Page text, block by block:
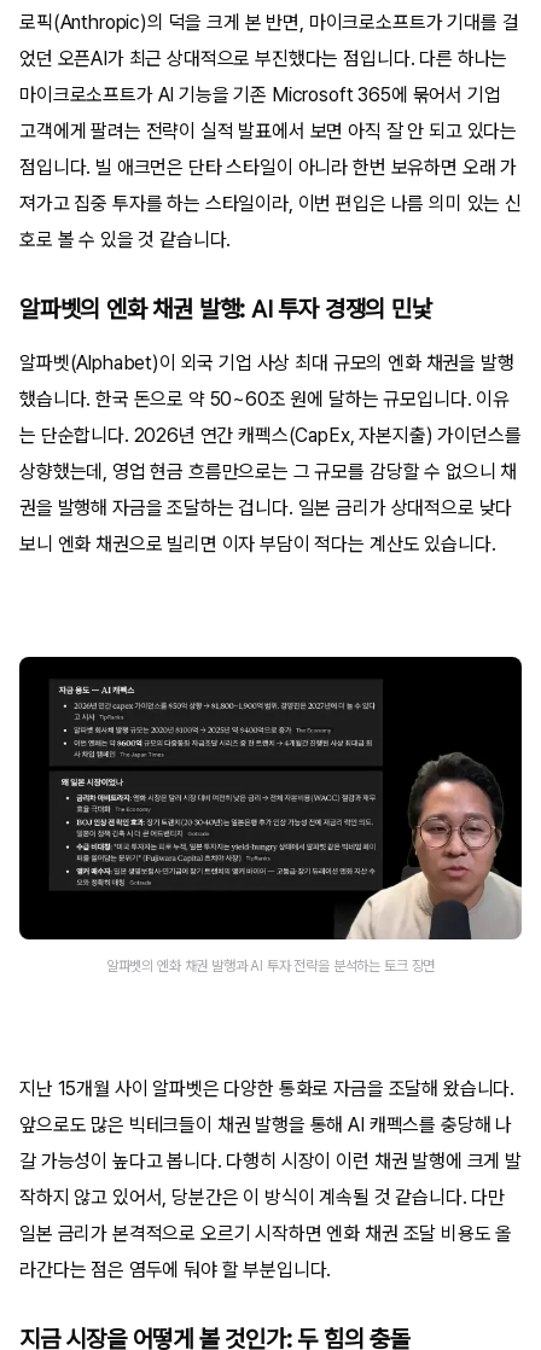
로픽(Anthropic)의 덕을 크게 본 반면, 마이크로소프트가 기대를 걸
었던 오픈AI가 최근 상대적으로 부진했다는 점입니다. 다른 하나는
마이크로소프트가 AI 기능을 기존 Microsoft 365에 묶어서 기업
고객에게 팔려는 전략이 실적 발표에서 보면 아직 잘 안 되고 있다는
점입니다. 빌 애크먼은 단타 스타일이 아니라 한번 보유하면 오래 가
져가고 집중 투자를 하는 스타일이라, 이번 편입은 나름 의미 있는 신
호로 볼 수 있을 것 같습니다.
알파벳의 엔화 채권 발행: AI 투자 경쟁의 민낯
알파벳(Alphabet)이 외국 기업 사상 최대 규모의 엔화 채권을 발행
했습니다. 한국 돈으로 약 50~60조 원에 달하는 규모입니다. 이유
는 단순합니다. 2026년 연간 캐펙스(CapEx, 자본지출) 가이던스를
상향했는데, 영업 현금 흐름만으로는 그 규모를 감당할 수 없으니 채
권을 발행해 자금을 조달하는 겁니다. 일본 금리가 상대적으로 낮다
보니 엔화 채권으로 빌리면 이자 부담이 적다는 계산도 있습니다.
알파벳의 엔화 채권 발행과 AI 투자 전략을 분석하는 토크 장면
지난 15개월 사이 알파벳은 다양한 통화로 자금을 조달해 왔습니다.
앞으로도 많은 빅테크들이 채권 발행을 통해 AI 캐펙스를 충당해 나
갈 가능성이 높다고 봅니다. 다행히 시장이 이런 채권 발행에 크게 발
작하지 않고 있어서, 당분간은 이 방식이 계속될 것 같습니다. 다만
일본 금리가 본격적으로 오르기 시작하면 엔화 채권 조달 비용도 올
라간다는 점은 염두에 둬야 할 부분입니다.
지금 시장을 어떻게 볼 것인가: 두 힘의 충돌